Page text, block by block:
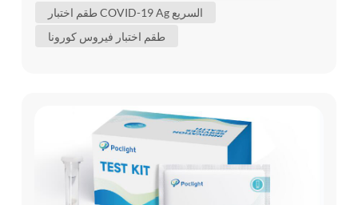
من أن بعض هذه التغييرات ليس لها أي تأثير على
سلوك الفيروس , فقد يؤثر البعض الآخر على بعض
طقم اختبار COVID-19 Ag السريع
طقم اختبار فيروس كورونا